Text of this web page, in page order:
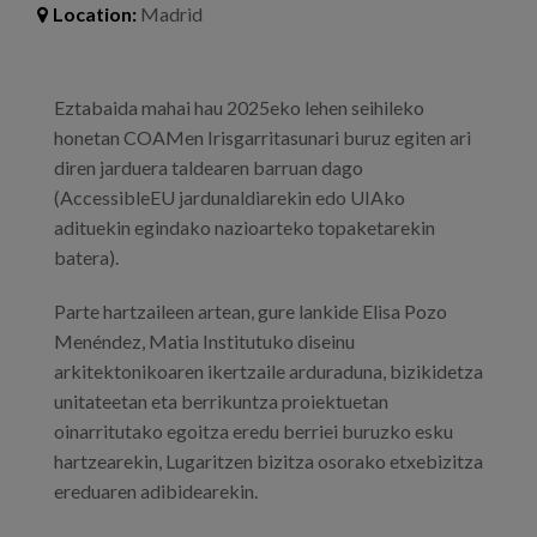
Blog
Work with us
Location: Madrid
Eztabaida mahai hau 2025eko lehen seihileko
honetan COAMen Irisgarritasunari buruz egiten ari
diren jarduera taldearen barruan dago
(AccessibleEU jardunaldiarekin edo UIAko
adituekin egindako nazioarteko topaketarekin
batera).
Parte hartzaileen artean, gure lankide Elisa Pozo
Menéndez, Matia Institutuko diseinu
arkitektonikoaren ikertzaile arduraduna, bizikidetza
unitateetan eta berrikuntza proiektuetan
oinarritutako egoitza eredu berriei buruzko esku
hartzearekin, Lugaritzen bizitza osorako etxebizitza
ereduaren adibidearekin.